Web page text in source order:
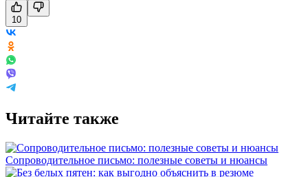
10
Читайте также
Сопроводительное письмо: полезные советы и нюансы